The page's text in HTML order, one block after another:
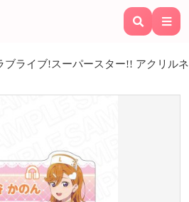
ブライブ!スーパースター!! アクリル